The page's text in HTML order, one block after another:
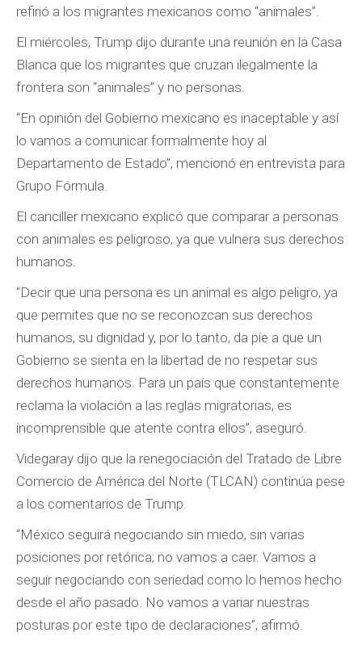
refirió a los migrantes mexicanos como “animales”.
El miércoles, Trump dijo durante una reunión en la Casa
Blanca que los migrantes que cruzan ilegalmente la
frontera son “animales” y no personas.
“En opinión del Gobierno mexicano es inaceptable y así
lo vamos a comunicar formalmente hoy al
Departamento de Estado”, mencionó en entrevista para
Grupo Fórmula.
El canciller mexicano explicó que comparar a personas
con animales es peligroso, ya que vulnera sus derechos
humanos.
“Decir que una persona es un animal es algo peligro, ya
que permites que no se reconozcan sus derechos
humanos, su dignidad y, por lo tanto, da pie a que un
Gobierno se sienta en la libertad de no respetar sus
derechos humanos. Para un país que constantemente
reclama la violación a las reglas migratorias, es
incomprensible que atente contra ellos”, aseguró.
Videgaray dijo que la renegociación del Tratado de Libre
Comercio de América del Norte (TLCAN) continúa pese
a los comentarios de Trump.
“México seguirá negociando sin miedo, sin varias
posiciones por retórica; no vamos a caer. Vamos a
seguir negociando con seriedad como lo hemos hecho
desde el año pasado. No vamos a variar nuestras
posturas por este tipo de declaraciones”, afirmó.